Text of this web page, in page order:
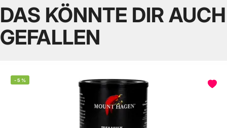
DAS KÖNNTE DIR AUCH
GEFALLEN
-5 %